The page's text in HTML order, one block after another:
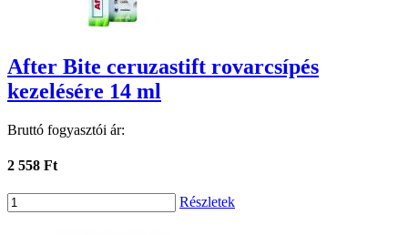
After Bite ceruzastift rovarcsípés
kezelésére 14 ml
Bruttó fogyasztói ár:
2 558 Ft
Részletek